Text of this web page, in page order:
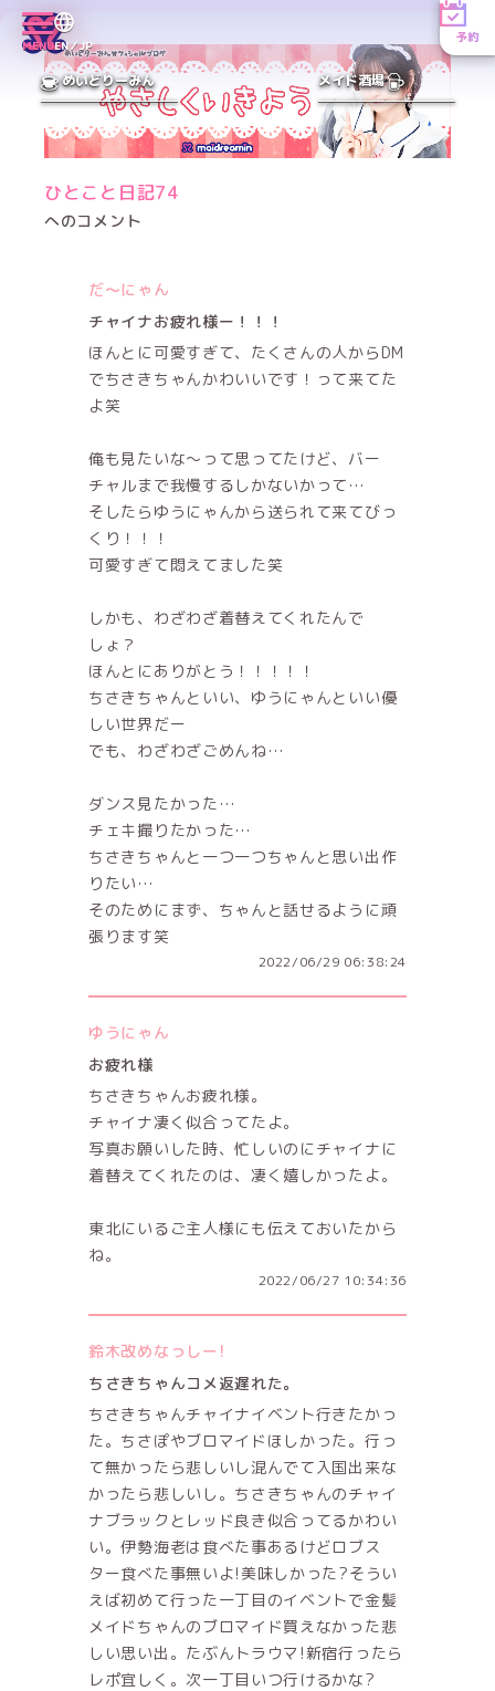
MENUEN／JP
予約
めいどりーみん メイド酒場
ひとこと日記74
へのコメント
だ〜にゃん
チャイナお疲れ様ー！！！
ほんとに可愛すぎて、たくさんの人からDM
でちさきちゃんかわいいです！って来てた
よ笑
俺も見たいな〜って思ってたけど、バー
チャルまで我慢するしかないかって…
そしたらゆうにゃんから送られて来てびっ
くり！！！
可愛すぎて悶えてました笑
しかも、わざわざ着替えてくれたんで
しょ？
ほんとにありがとう！！！！！
ちさきちゃんといい、ゆうにゃんといい優
しい世界だー
でも、わざわざごめんね…
ダンス見たかった…
チェキ撮りたかった…
ちさきちゃんと一つ一つちゃんと思い出作
りたい…
そのためにまず、ちゃんと話せるように頑
張ります笑
2022/06/29 06:38:24
ゆうにゃん
お疲れ様
ちさきちゃんお疲れ様。
チャイナ凄く似合ってたよ。
写真お願いした時、忙しいのにチャイナに
着替えてくれたのは、凄く嬉しかったよ。
東北にいるご主人様にも伝えておいたから
ね。
2022/06/27 10:34:36
鈴木改めなっしー!
ちさきちゃんコメ返遅れた。
ちさきちゃんチャイナイベント行きたかっ
た。ちさぽやブロマイドほしかった。行っ
て無かったら悲しいし混んでて入国出来な
かったら悲しいし。ちさきちゃんのチャイ
ナブラックとレッド良き似合ってるかわい
い。伊勢海老は食べた事あるけどロブス
ター食べた事無いよ!美味しかった?そうい
えば初めて行った一丁目のイベントで金髪
メイドちゃんのブロマイド買えなかった悲
しい思い出。たぶんトラウマ!新宿行ったら
レポ宜しく。次一丁目いつ行けるかな?